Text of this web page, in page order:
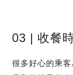
03 | 收餐
很多好心的乘